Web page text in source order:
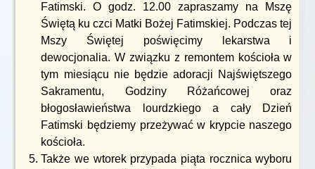
Fatimski. O godz. 12.00 zapraszamy na Mszę
Świętą ku czci Matki Bożej Fatimskiej. Podczas tej
Mszy Świętej poświęcimy lekarstwa i
dewocjonalia. W związku z remontem kościoła w
tym miesiącu nie będzie adoracji Najświętszego
Sakramentu, Godziny Różańcowej oraz
błogosławieństwa lourdzkiego a cały Dzień
Fatimski będziemy przeżywać w krypcie naszego
kościoła.
Także we wtorek przypada piąta rocznica wyboru